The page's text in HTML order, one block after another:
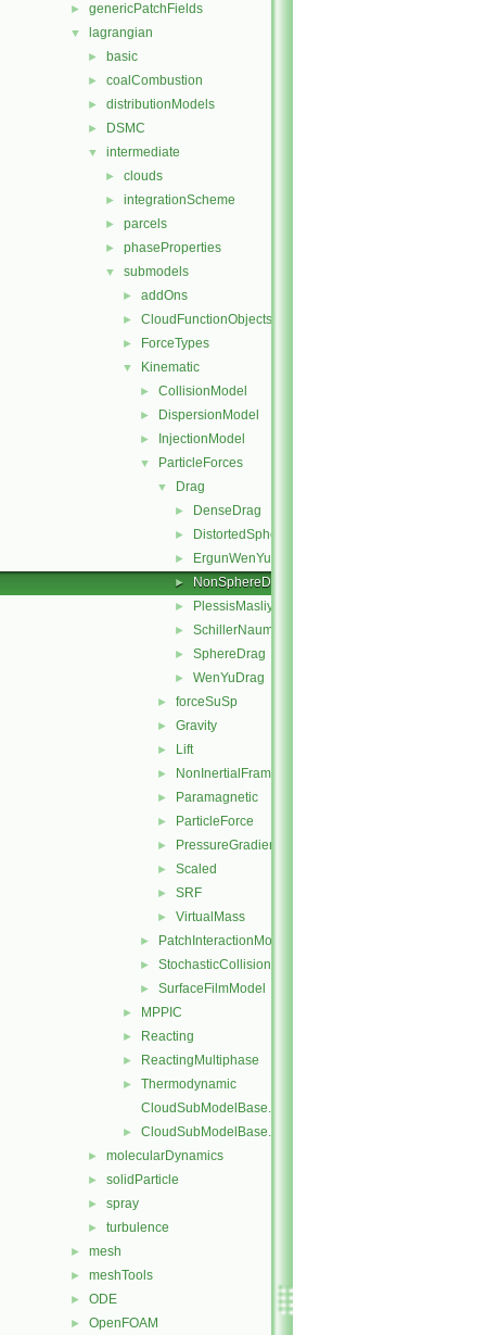
► genericPatchFields
▼ lagrangian
► basic
► coalCombustion
► distributionModels
► DSMC
▼ intermediate
► clouds
► integrationScheme
► parcels
► phaseProperties
▼ submodels
► addOns
► CloudFunctionObjects
► ForceTypes
▼ Kinematic
► CollisionModel
► DispersionModel
► InjectionModel
▼ ParticleForces
▼ Drag
► DenseDrag
► DistortedSphereDrag
► ErgunWenYuDrag
► NonSphereDrag
► PlessisMasliyahDrag
► SchillerNaumannDrag
► SphereDrag
► WenYuDrag
► forceSuSp
► Gravity
► Lift
► NonInertialFrame
► Paramagnetic
► ParticleForce
► PressureGradient
► Scaled
► SRF
► VirtualMass
► PatchInteractionModel
► StochasticCollision
► SurfaceFilmModel
► MPPIC
► Reacting
► ReactingMultiphase
►
Thermodynamic
CloudSubModelBase.C
► CloudSubModelBase.H
► molecularDynamics
► solidParticle
► spray
► turbulence
► mesh
► meshTools
► ODE
► OpenFOAM